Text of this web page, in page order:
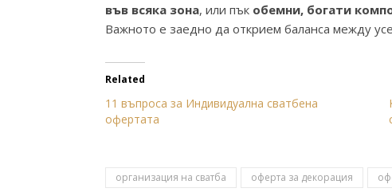
във всяка зона, или пък обемни, богати
Важното е заедно да открием баланса между
Related
11 въпроса за Индивидуална сватбена
офертата
организация на сватба оферта за декорация